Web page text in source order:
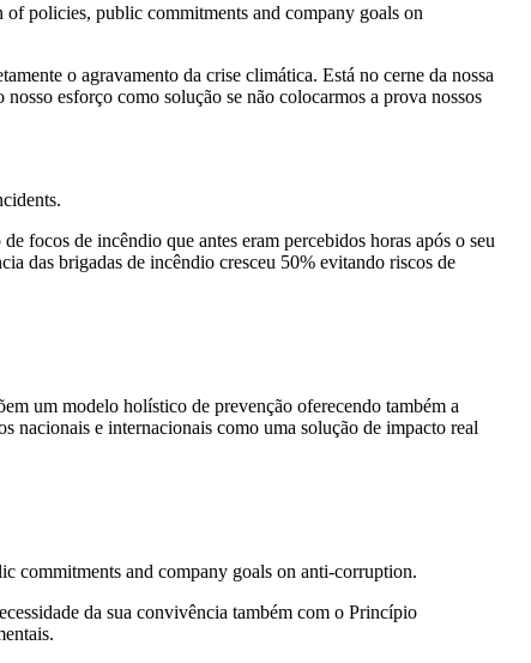
policies, public commitments and company goals on
o agravamento da crise climática. Está no cerne da nossa
esforço como solução se não colocarmos a prova nossos
focos de incêndio que antes eram percebidos horas após o seu
das brigadas de incêndio cresceu 50% evitando riscos de
um modelo holístico de prevenção oferecendo também a
nacionais e internacionais como uma solução de impacto real
commitments and company goals on anti-corruption.
da sua convivência também com o Princípio